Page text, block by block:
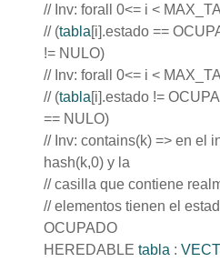
// Inv: forall 0<= i <
// (tabla[i].estado ==
!= NULO)
// Inv: forall 0<= i <
// (tabla[i].estado !=
== NULO)
// Inv: contains(k) => en el
hash(k,0) y la
// casilla que contiene
// elementos tienen el
OCUPADO
HEREDABLE tabla :